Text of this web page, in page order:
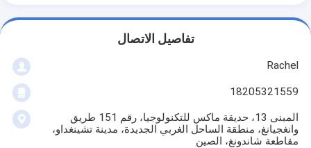
تفاصيل الاتصال
Rachel
18205321559
المبنى 13، حديقة ماكس للتكنولوجيا، رقم 151 طريق
وانغجيانغ، منطقة الساحل الغربي الجديدة، مدينة تشينغداو،
مقاطعة شاندونغ، الصين